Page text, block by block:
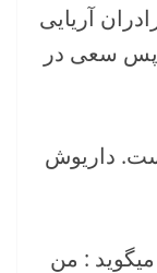
آریایی
پس سعی در
داریوش
داریوش شاه در سنگ نبشته dna میگوید : من